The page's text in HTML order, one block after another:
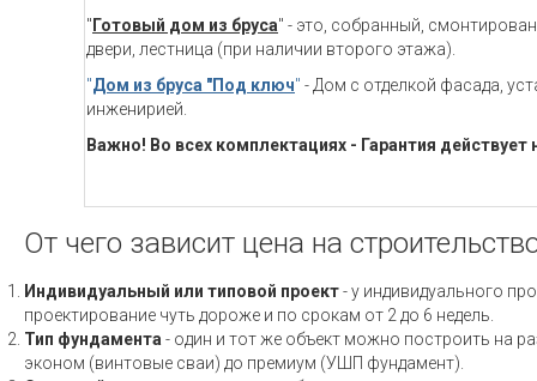
" Готовый дом из бруса" - это, собранный,
двери, лестница (при наличии второго этажа).
"Дом из бруса "Под ключ" - Дом с отделкой фасада,
инженирией.
Важно! Во всех комплектациях - Гарантия действует
От чего зависит цена на
Индивидуальный или типовой проект- у индивидуального
проектирование чуть дороже и по срокам от 2 до 6 недель.
Тип фундамента - один и тот же объект можно построить на
эконом (винтовые сваи) до премиум (УШП фундамент).